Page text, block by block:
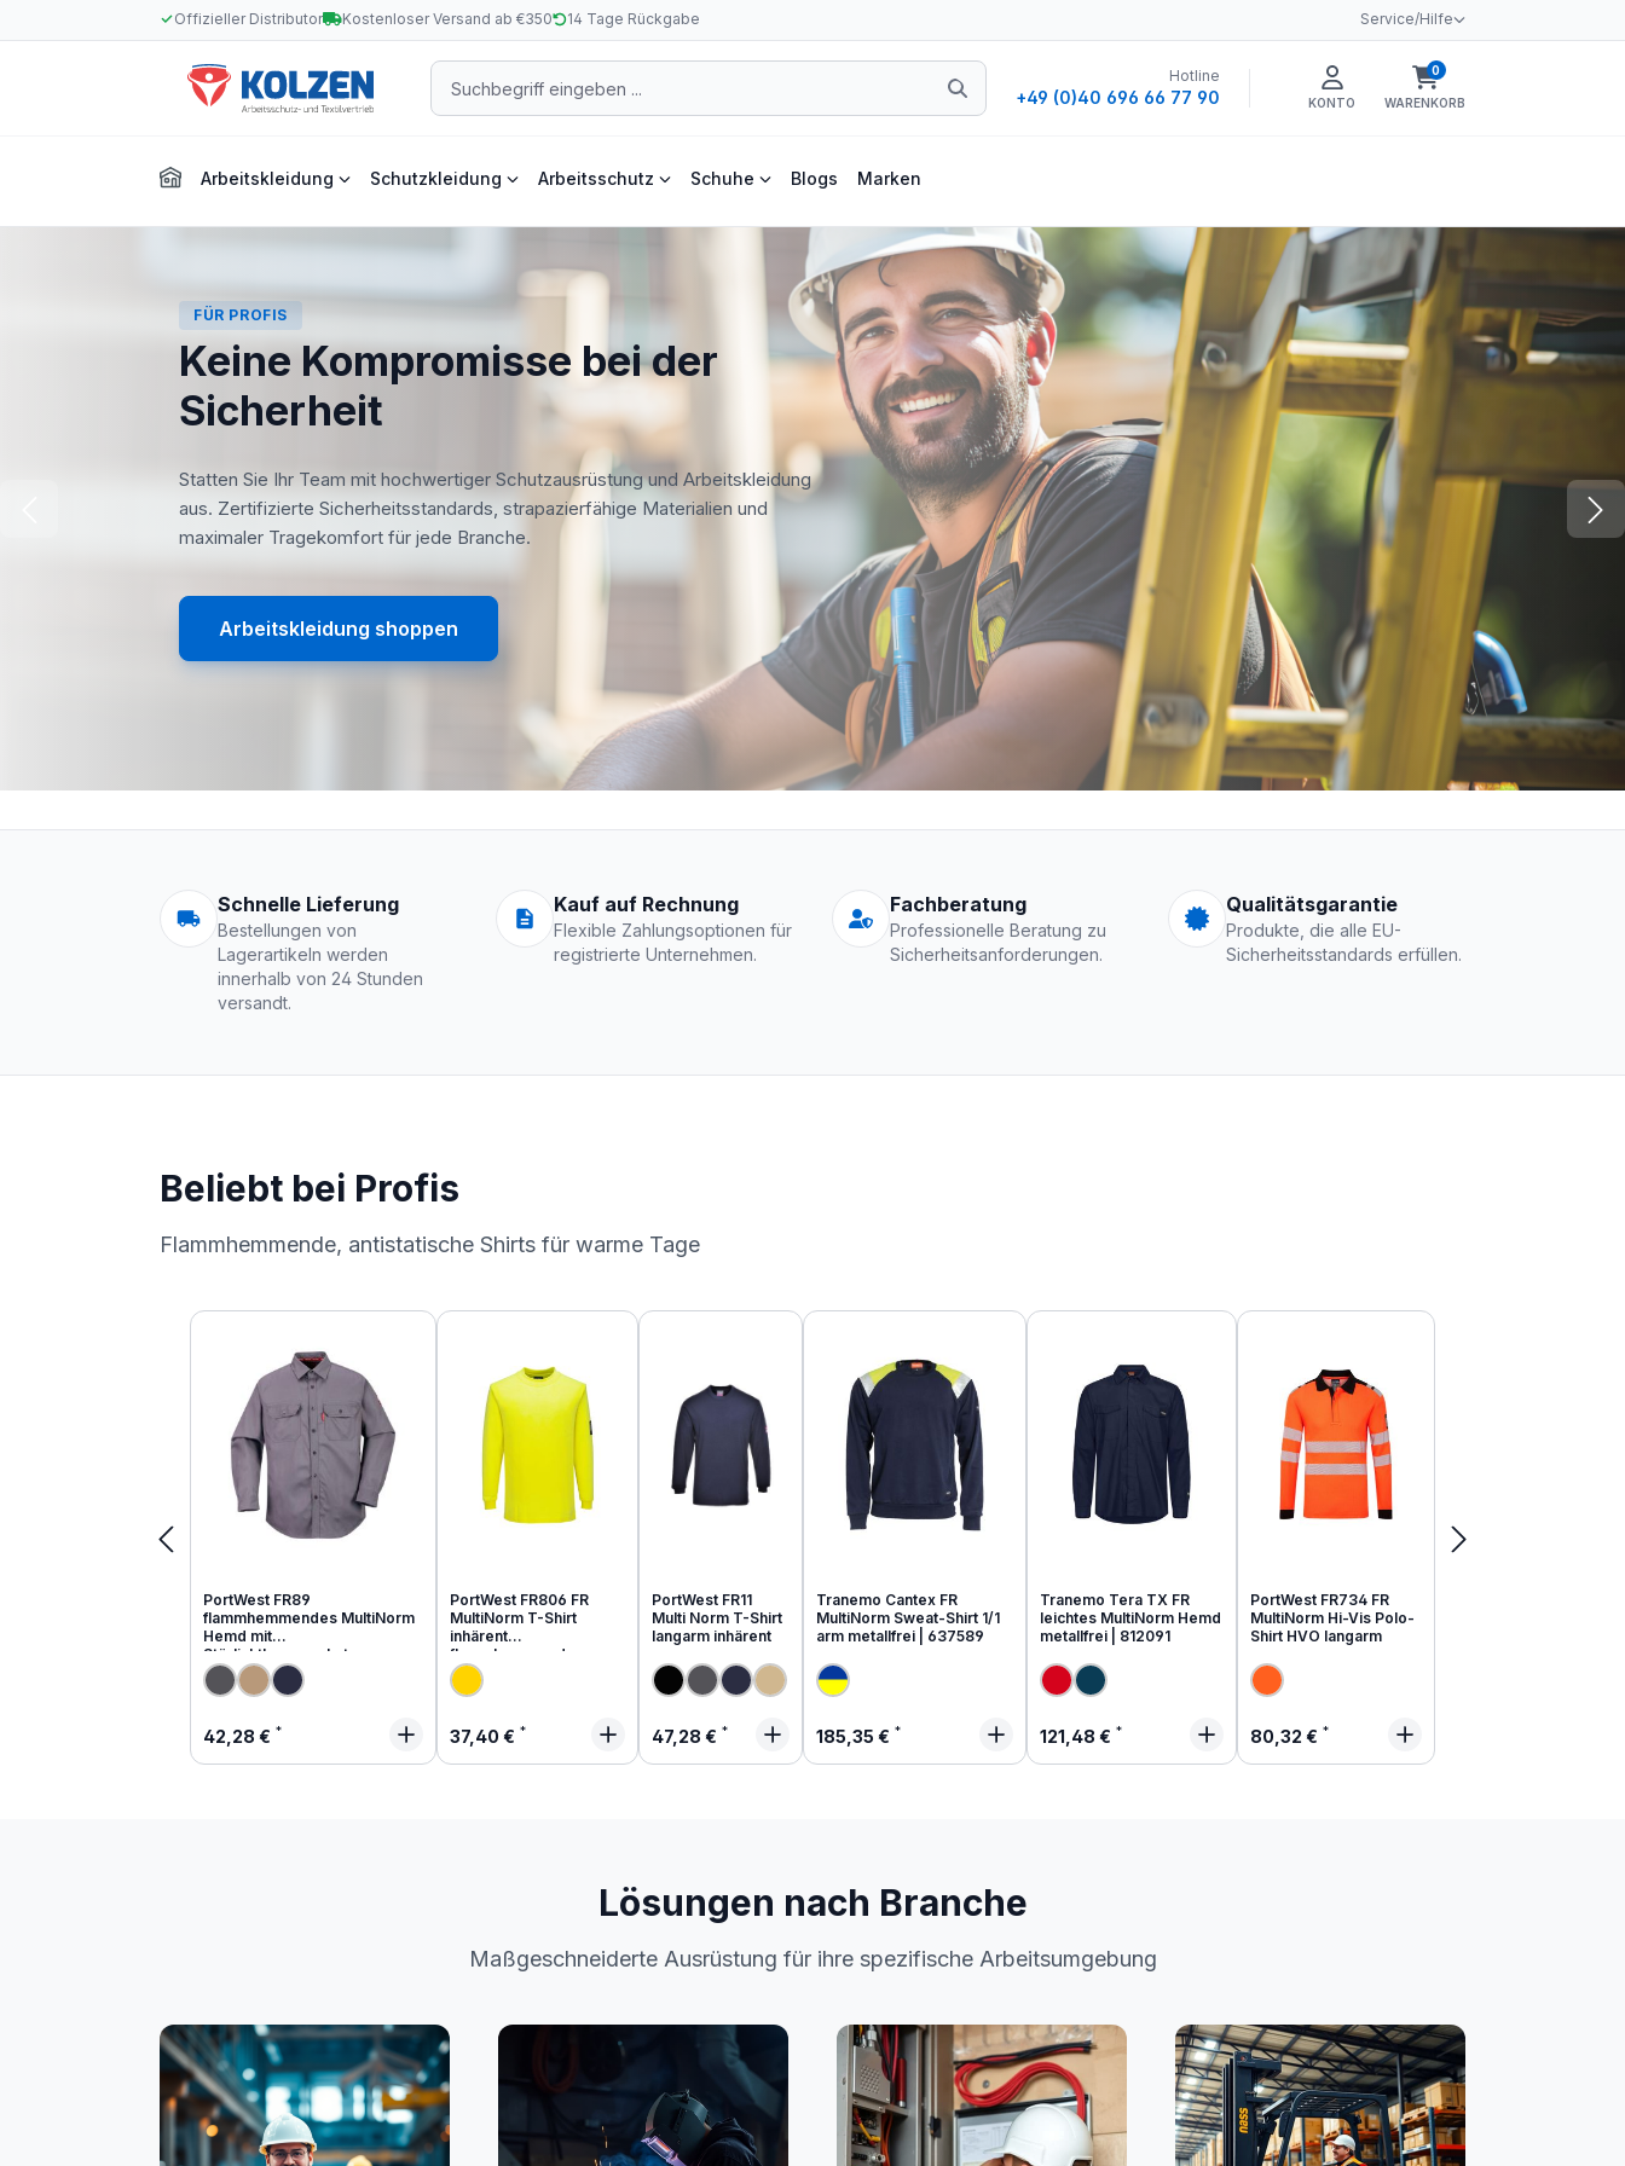
Hauptinhalt springen
Zur Suche springen
Zur Hauptnavigation springen
Offizieller Distributor Kostenloser Versand ab €350 14 Tage Rückgabe Service/Hilfe
Hotline
+49 (0)40 696 66 77 90 KONTO
0
WARENKORB
Warenkorb enthält
Arbeitskleidung Schutzkleidung Arbeitsschutz Schuhe Blogs Marken
FÜR PROFIS
Keine Kompromisse bei der
Sicherheit
Statten Sie Ihr Team mit hochwertiger Schutzausrüstung und Arbeitskleidung
aus. Zertifizierte Sicherheitsstandards, strapazierfähige Materialien und
maximaler Tragekomfort für jede Branche.
Arbeitskleidung shoppen
Arbeitskleidung | Schutzkleidung Firmen Logo
Schnelle Lieferung
Bestellungen von
Lagerartikeln werden
innerhalb von 24 Stunden
versandt.
Kauf auf Rechnung
Flexible Zahlungsoptionen für
registrierte Unternehmen.
Fachberatung
Professionelle Beratung zu
Sicherheitsanforderungen.
Qualitätsgarantie
Produkte, die alle EU-
Sicherheitsstandards erfüllen.
Beliebt bei Profis
Flammhemmende, antistatische Shirts für warme Tage
Produktgalerie überspringen
PortWest FR89
flammhemmendes MultiNorm
Hemd mit
Störlichtbogenschutz
Regulärer Preis:
42,28 €
PortWest FR806 FR
MultiNorm T-Shirt
inhärent
flammhemmend
Regulärer Preis:
37,40 €
PortWest FR11
Multi Norm T-Shirt
langarm inhärent
Regulärer Preis:
47,28 €
Tranemo Cantex FR
MultiNorm Sweat-Shirt 1/1
arm metallfrei | 637589
Regulärer Preis:
185,35 €
Tranemo Tera TX FR
leichtes MultiNorm Hemd
metallfrei | 812091
Regulärer Preis:
121,48 €
PortWest FR734 FR
MultiNorm Hi-Vis Polo-
Shirt HVO langarm
Regulärer Preis:
80,32 €
Lösungen nach Branche
Maßgeschneiderte Ausrüstung für ihre spezifische Arbeitsumgebung